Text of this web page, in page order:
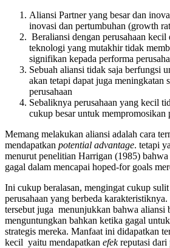
Aliansi Partner yang besar dan
inovasi dan pertumbuhan (growth
Beraliansi dengan perusahaan
teknologi yang mutakhir tidak
signifikan kepada performa
Sebuah aliansi tidak saja berfungsi
akan tetapi dapat juga meningkatan
perusahaan
Sebaliknya perusahaan yang kecil
cukup besar untuk mempromosikan
Memang melakukan aliansi adalah cara
mendapatkan potential advantage. tetapi
menurut penelitian Harrigan (1985) bahwa
gagal dalam mencapai hoped-for goals
Ini cukup beralasan, mengingat cukup
perusahaan yang berbeda
tersebut juga menunjukkan bahwa aliansi
menguntungkan bahkan ketika gagal
strategis mereka. Manfaat ini didapatkan
kecil yaitu mendapatkan efekreputasi dari